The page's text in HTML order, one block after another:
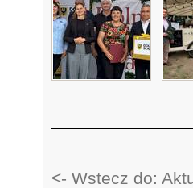
<- Wstecz do: